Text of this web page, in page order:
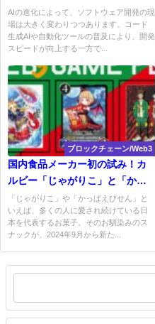
ニークな開発アイデア
AIの進化によって、ソフトウェア開発の現
場は大きく変わりつつあります。コード
生成AIや自動化ツールの普及により、開発
スピードが向上する一方で...
ブロックチェーン/Web3
国内食品メーカー初の試み！カ
ルビー「じゃがりこ」と「かっ
ぱえびせん」がNFTで登場！
「じゃがりこ」や「かっぱえびせん」と
いえば、多くの人に愛され続けている日
本を代表するお菓子。そのお馴染みのス
ナックが、2024年9月から新た...